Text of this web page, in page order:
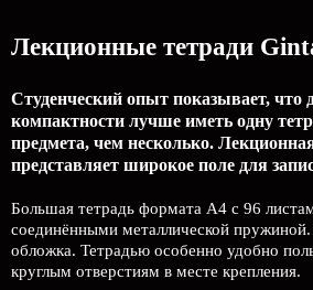
Лекционные тетради
Студенческий опыт показывает, что
компактности лучше иметь одну
предмета, чем несколько.
представляет широкое поле для
Большая тетрадь формата А4 с 96
соединёнными металлической пружиной.
обложка. Тетрадью особенно удобно
круглым отверстиям в месте крепления.